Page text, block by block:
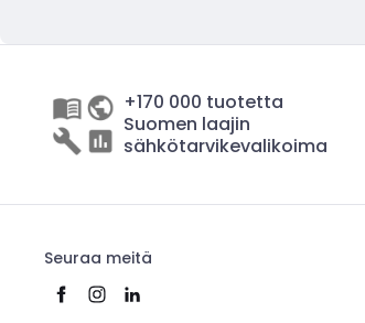
+170 000 tuotetta
Suomen laajin
sähkötarvikevalikoima
Seuraa meitä